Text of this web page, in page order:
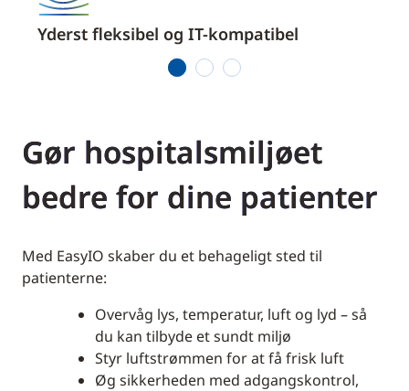
Yderst fleksibel og IT-kompatibel
Gør hospitalsmiljøet
bedre for dine patienter
Med EasyIO skaber du et behageligt sted til
patienterne:
Overvåg lys, temperatur, luft og lyd – så
du kan tilbyde et sundt miljø
Styr luftstrømmen for at få frisk luft
Øg sikkerheden med adgangskontrol,